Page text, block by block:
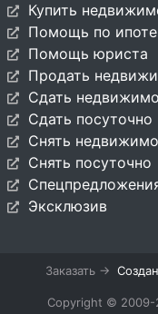
Купить
Помощь по
Помощь юриста
Продать
Сдать
Сдать посуточно
Снять
Снять посуточно
Эксклюзив
Заказать →
Copyright © 2009-